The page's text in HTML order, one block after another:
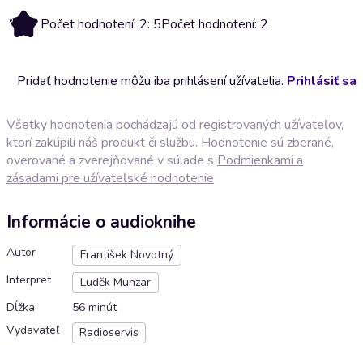
5 Počet hodnotení: 2: 5Počet hodnotení: 2
Pridať hodnotenie môžu iba prihlásení užívatelia. Prihlásiť sa
Všetky hodnotenia pochádzajú od registrovaných užívateľov,
ktorí zakúpili náš produkt či službu. Hodnotenie sú zberané,
overované a zverejňované v súlade s Podmienkami a
zásadami pre užívateľské hodnotenie
Informácie o audioknihe
Autor
František Novotný
Interpret
Luděk Munzar
Dĺžka
56 minút
Vydavateľ
Radioservis